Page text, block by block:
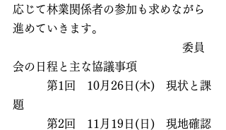
応じて林業関係者の参加も求めながら
進めていきます。
委員
会の日程と主な協議事項
第1回　10月26日(木)　現状と課
題
第2回　11月19日(日)　現地確認